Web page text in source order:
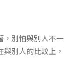
別怕與別人不
別人的比較上